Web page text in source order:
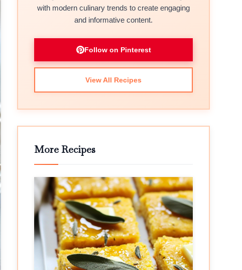
with modern culinary trends to create engaging
and informative content.
Follow on Pinterest
View All Recipes
More Recipes